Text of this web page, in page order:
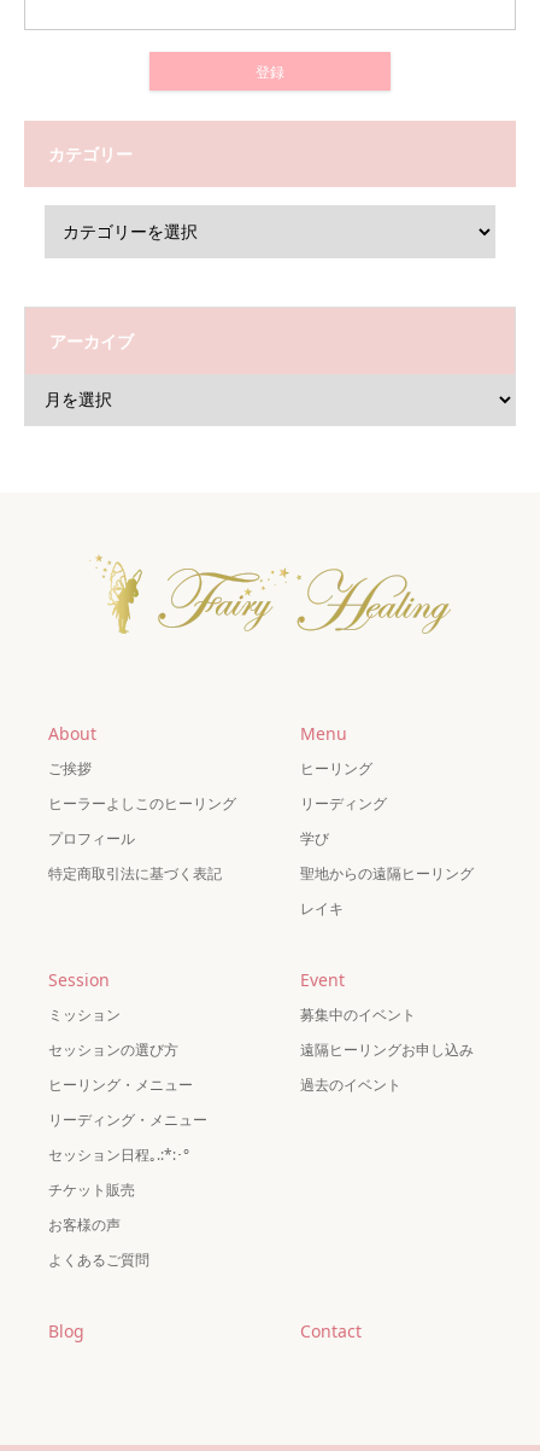
カテゴリー
アーカイブ
About
ご挨拶
ヒーラーよしこのヒーリング
プロフィール
特定商取引法に基づく表記
Menu
ヒーリング
リーディング
学び
聖地からの遠隔ヒーリング
レイキ
Session
ミッション
セッションの選び方
ヒーリング・メニュー
リーディング・メニュー
セッション日程｡.:*:･°
チケット販売
お客様の声
よくあるご質問
Event
募集中のイベント
遠隔ヒーリングお申し込み
過去のイベント
Blog Contact